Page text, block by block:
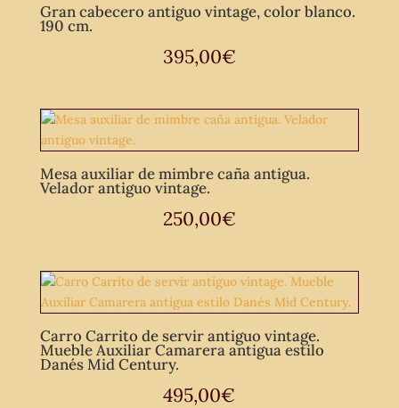
Gran cabecero antiguo vintage, color blanco.
190 cm.
395,00€
Mesa auxiliar de mimbre caña antigua.
Velador antiguo vintage.
250,00€
Carro Carrito de servir antiguo vintage.
Mueble Auxiliar Camarera antigua estilo
Danés Mid Century.
495,00€